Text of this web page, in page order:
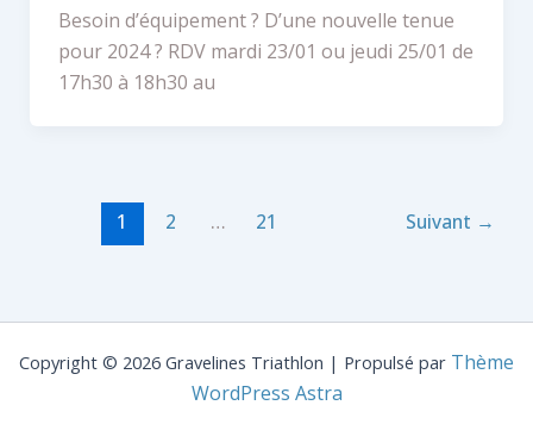
Besoin d’équipement ? D’une nouvelle tenue
pour 2024 ? RDV mardi 23/01 ou jeudi 25/01 de
17h30 à 18h30 au
1 2 … 21 Suivant →
Copyright © 2026 Gravelines Triathlon | Propulsé par Thème
WordPress Astra